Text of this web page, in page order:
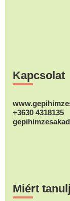
Kapcsolat
+3630 4318135
Miért